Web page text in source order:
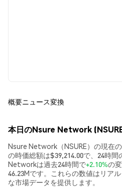
概要ニュース変換
本日のNsure Network
Nsure Network（NSURE）の現在
の時価総額は$39,214.00で、24時
Networkは過去24時間で+2.10%の
46.23Mです。これらの数値はリア
な市場データを提供します。